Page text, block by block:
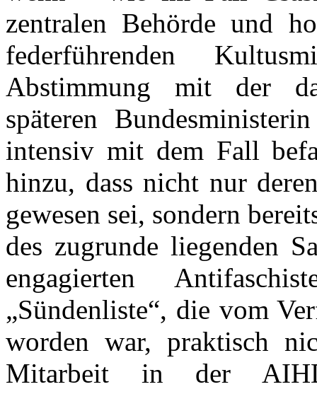
zentralen Behördeund
federführenden
Abstimmung mit der
späteren
intensiv mit dem Fall
hinzu, dass nicht nur
gewesen sei, sondern
des zugrunde liegenden
engagierten
„Sündenliste“, die vom
worden war, praktisch
Mitarbeit in der